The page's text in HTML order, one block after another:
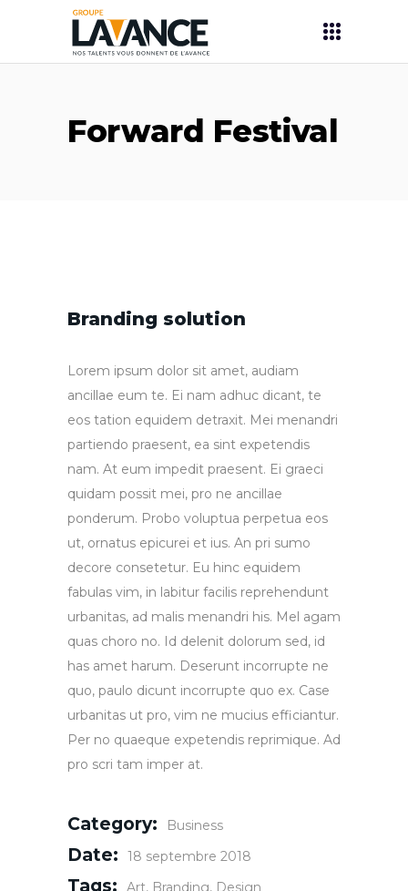
Forward Festival
Branding solution
Lorem ipsum dolor sit amet, audiam
ancillae eum te. Ei nam adhuc dicant, te
eos tation equidem detraxit. Mei menandri
partiendo praesent, ea sint expetendis
nam. At eum impedit praesent. Ei graeci
quidam possit mei, pro ne ancillae
ponderum. Probo voluptua perpetua eos
ut, ornatus epicurei et ius. An pri sumo
decore consetetur. Eu hinc equidem
fabulas vim, in labitur facilis reprehendunt
urbanitas, ad malis menandri his. Mel agam
quas choro no. Id delenit dolorum sed, id
has amet harum. Deserunt incorrupte ne
quo, paulo dicunt incorrupte quo ex. Case
urbanitas ut pro, vim ne mucius efficiantur.
Per no quaeque expetendis reprimique. Ad
pro scri tam imper at.
Category: Business
Date: 18 septembre 2018
Tags: Art Branding Design